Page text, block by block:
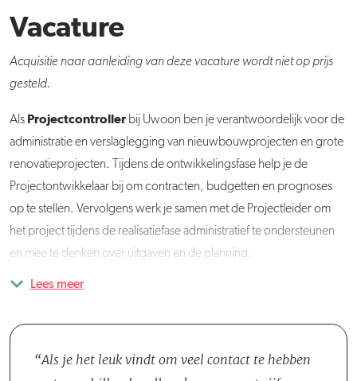
Vacature
Acquisitie naar aanleiding van deze vacature wordt niet op prijs
gesteld.
Als Projectcontrollerbij Uwoon ben je verantwoordelijk voor de
administratie en verslaglegging van nieuwbouwprojecten en grote
renovatieprojecten. Tijdens de ontwikkelingsfase help je de
Projectontwikkelaar bij om contracten, budgetten en prognoses
op te stellen. Vervolgens werk je samen met de Projectleider om
het project tijdens de realisatiefase administratief te ondersteunen
en mee te denken over uitgaven en de planning.
Tijdens beide fases sta je klaar om vragen van de
bijvoorbeeld te overleggen over het budget of contracten te
bekijken. Daarnaast heb je contact met medewerkers van de
afdeling Financiën over begrotingen, facturen en de jaarrekening.
Je wordt onderdeel van het Team Projectontwikkeling, waarin je
Toezichthouder. Je werkt vooral intensief samen met de
Projectontwikkelaars en de Projectleiders. Daarnaast heb je
regelmatig contact met je Manager, van wie je vragen krijgt over
Lees meer
Als je het leuk vindt om veel contact te hebben